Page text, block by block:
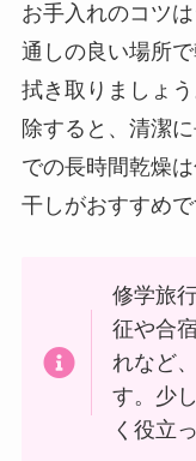
お手入れのコツ
通しの良い場所
拭き取りましょ
除すると、清潔
での長時間乾燥
干しがおすすめで
修学旅
征や合
れなど
す。少
く役立